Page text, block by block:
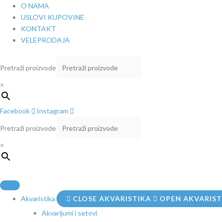
Pređi
sadržaj
O NAMA
USLOVI KUPOVINE
KONTAKT
VELEPRODAJA
Pretraži proizvode
×
Facebook Instagram
Pretraži proizvode
×
Akvaristika CLOSE AKVARISTIKA
OPEN
Akvarijumi i setovi